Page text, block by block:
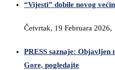
“Vijesti” dobile novog
Četvrtak, 19 Februara 2026,
PRESS saznaje:
Gore, pogledajte